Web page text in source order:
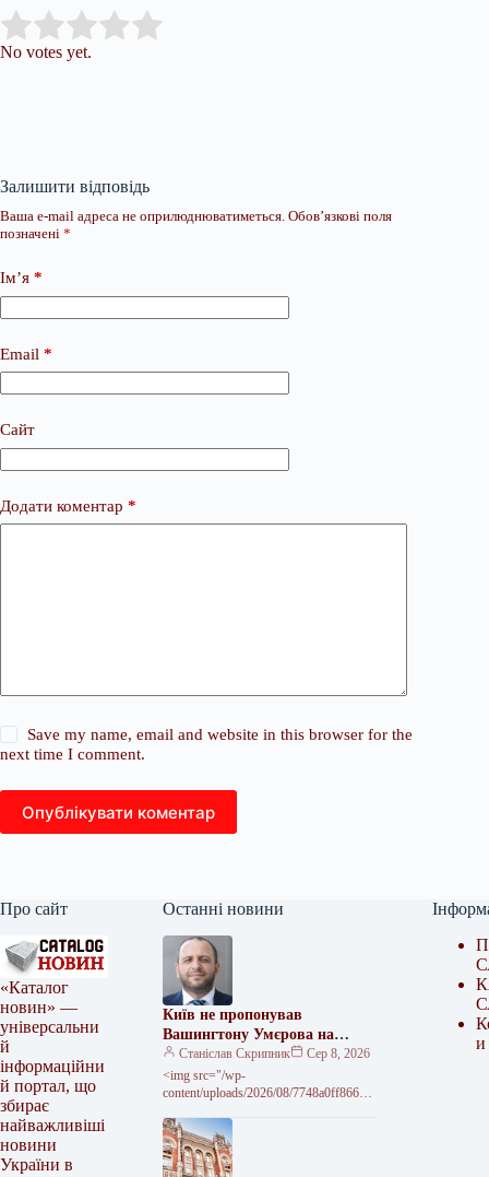
Rate this item:
No votes yet.
Залишити відповідь
Ваша e-mail адреса не оприлюднюватиметься. Обов’язкові поля
позначені *
Ім’я *
Email *
Сайт
Додати коментар *
Save my name, email and website in this browser for the
next time I comment.
Опублікувати коментар
Про сайт
«Каталог
новин» —
універсальни
й
інформаційни
й портал, що
збирає
найважливіші
новини
України в
Останні новини
Київ не пропонував
Вашингтону Умєрова на
посаду посла – джерело
Станіслав Скрипник
Сер 8, 2026
<img src="/wp-
content/uploads/2026/08/7748a0ff86661
передавав звернень до США щодо
кандидатури Умєрова на посаду посла
и